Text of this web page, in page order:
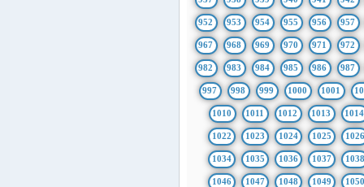
952 953 954 955 956 957
967 968 969 970 971 972
982 983 984 985 986 987
997 998 999 1000 1001
1010 1011 1012 1013 1014
1022 1023 1024 1025 1026
1034 1035 1036 1037 1038
1046 1047 1048 1049 1050